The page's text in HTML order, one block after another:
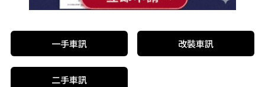
一手車訊 改裝車訊
二手車訊